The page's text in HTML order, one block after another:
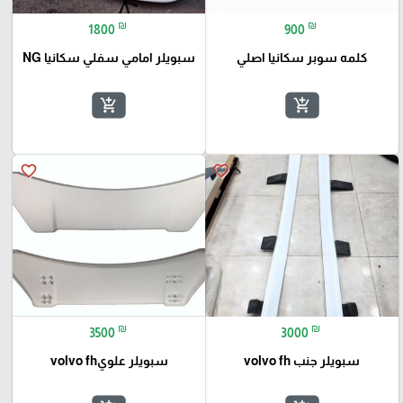
900 ₪
كلمه سوبر سكانيا اصلي
add_shopping_cart
1800 ₪
سبويلر امامي سفلي سكانيا NG
add_shopping_cart
favorite_border
3000 ₪
سبويلر جنب volvo fh
favorite_border
3500 ₪
سبويلر علويvolvo fh